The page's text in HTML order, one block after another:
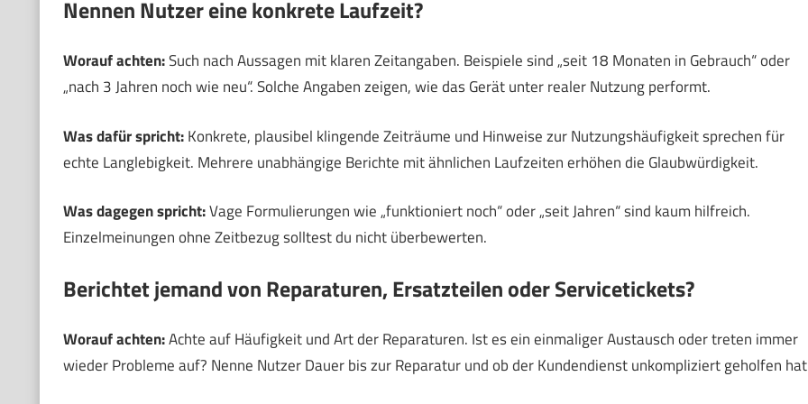
Nennen Nutzer eine konkrete Laufzeit?
Worauf achten:Such nach Aussagen mit klaren Zeitangaben. Beispiele sind „seit 18 Monaten in Gebrauch“ oder
„nach 3 Jahren noch wie neu“. Solche Angaben zeigen, wie das Gerät unter realer Nutzung performt.
Was dafür spricht:Konkrete, plausibel klingende Zeiträume und Hinweise zur Nutzungshäufigkeit sprechen für
echte Langlebigkeit. Mehrere unabhängige Berichte mit ähnlichen Laufzeiten erhöhen die Glaubwürdigkeit.
Was dagegen spricht:Vage Formulierungen wie „funktioniert noch“ oder „seit Jahren“ sind kaum hilfreich.
Einzelmeinungen ohne Zeitbezug solltest du nicht überbewerten.
Berichtet jemand von Reparaturen, Ersatzteilen oder Servicetickets?
Worauf achten:Achte auf Häufigkeit und Art der Reparaturen. Ist es ein einmaliger Austausch oder treten immer
wieder Probleme auf? Nenne Nutzer Dauer bis zur Reparatur und ob der Kundendienst unkompliziert geholfen